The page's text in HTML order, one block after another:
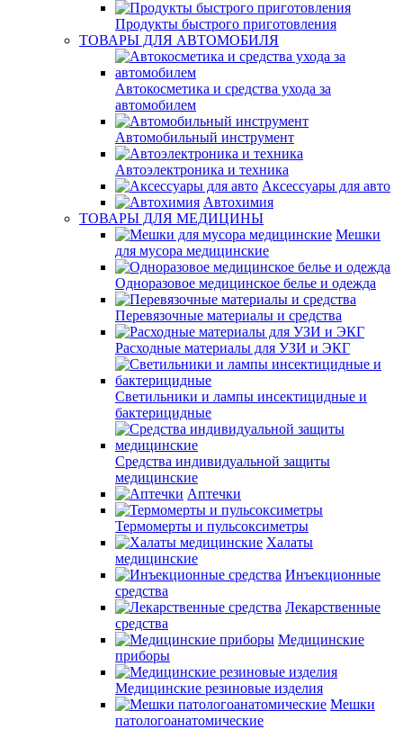
Продукты быстрого приготовления
ТОВАРЫ ДЛЯ АВТОМОБИЛЯ
Автокосметика и средства ухода за
автомобилем
Автомобильный инструмент
Автоэлектроника и техника
Аксессуары для авто
Автохимия
ТОВАРЫ ДЛЯ МЕДИЦИНЫ
Мешки
для мусора медицинские
Одноразовое медицинское белье и одежда
Перевязочные материалы и средства
Расходные материалы для УЗИ и ЭКГ
Светильники и лампы инсектицидные и
бактерицидные
Средства индивидуальной защиты
медицинские
Аптечки
Термомерты и пульсоксиметры
Халаты
медицинские
Инъекционные
средства
Лекарственные
средства
Медицинские
приборы
Медицинские резиновые изделия
Мешки
патологоанатомические